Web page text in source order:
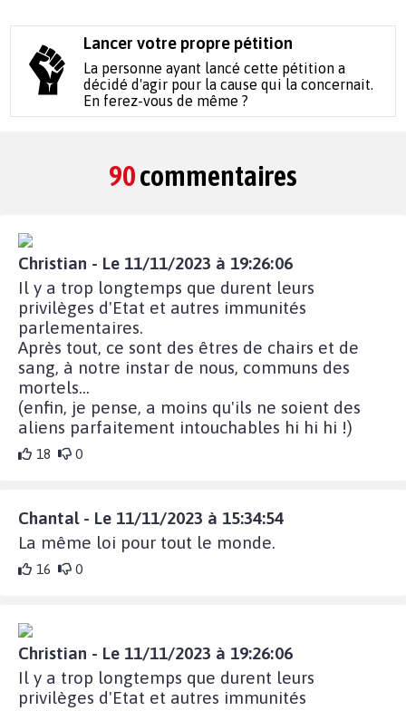
Lancer votre propre pétition
La personne ayant lancé cette pétition a
décidé d'agir pour la cause qui la concernait.
En ferez-vous de même ?
90commentaires
Christian - Le 11/11/2023 à 19:26:06
Il y a trop longtemps que durent leurs
privilèges d'Etat et autres immunités
parlementaires.
Après tout, ce sont des êtres de chairs et de
sang, à notre instar de nous, communs des
mortels...
(enfin, je pense, a moins qu'ils ne soient des
aliens parfaitement intouchables hi hi hi !)
18 0
Chantal - Le 11/11/2023 à 15:34:54
La même loi pour tout le monde.
16 0
Christian - Le 11/11/2023 à 19:26:06
Il y a trop longtemps que durent leurs
privilèges d'Etat et autres immunités